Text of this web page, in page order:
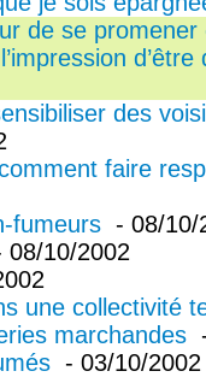
de se promener
d’être
des
faire
fumeurs - 08/10/
08/10/2002
une collectivité
marchandes
- 03/10/2002